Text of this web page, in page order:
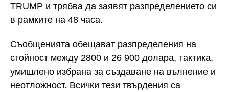
TRUMP и трябва да заявят разпределението си
в рамките на 48 часа.
Съобщенията обещават разпределения на
стойност между 2800 и 26 900 долара, тактика,
умишлено избрана за създаване на вълнение и
неотложност. Всички тези твърдения са